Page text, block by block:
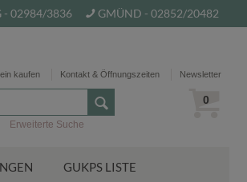
- 02984/3836 GMÜND - 02852/20482
kaufen Kontakt & Öffnungszeiten Newsletter
0
Erweiterte Suche
GUKPS LISTE